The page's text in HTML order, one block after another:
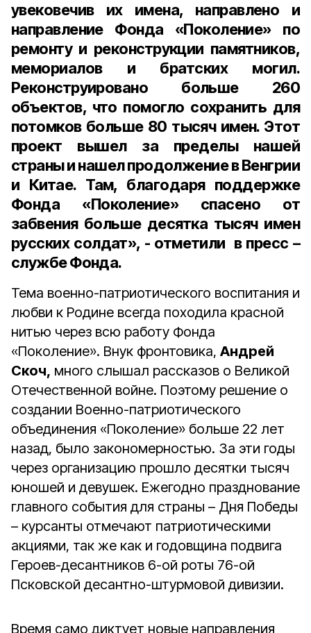
увековечив их имена, направлено и
направление Фонда «Поколение» по
ремонту и реконструкции памятников,
мемориалов и братских могил.
Реконструировано больше 260
объектов, что помогло сохранить для
потомков больше 80 тысяч имен. Этот
проект вышел за пределы нашей
страны и нашел продолжение в Венгрии
и Китае. Там, благодаря поддержке
Фонда «Поколение» спасено от
забвения больше десятка тысяч имен
русских солдат», - отметили в пресс –
службе Фонда.
Тема военно-патриотического воспитания и
любви к Родине всегда походила красной
нитью через всю работу Фонда
«Поколение». Внук фронтовика, Андрей
Скоч, много слышал рассказов о Великой
Отечественной войне. Поэтому решение о
создании Военно-патриотического
объединения «Поколение» больше 22 лет
назад, было закономерностью. За эти годы
через организацию прошло десятки тысяч
юношей и девушек. Ежегодно празднование
главного события для страны – Дня Победы
– курсанты отмечают патриотическими
акциями, так же как и годовщина подвига
Героев-десантников 6-ой роты 76-ой
Псковской десантно-штурмовой дивизии.
Время само диктует новые направления